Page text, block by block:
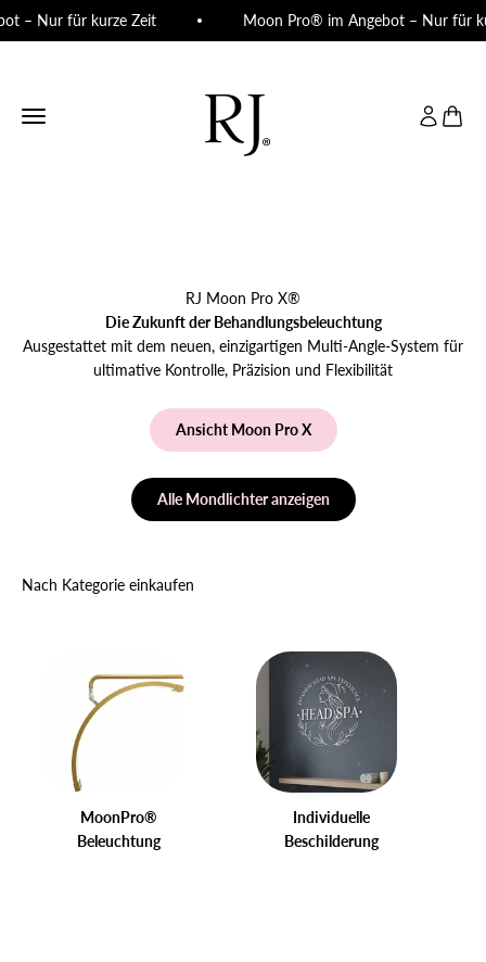
Zum Inhalt springen
– Nur für kurze Zeit Moon Pro® im Angebot – Nur für
Navigationsmenü öffnen Seite
RJ Moon Pro X®
Die Zukunft der Behandlungsbeleuchtung
Ausgestattet mit dem neuen, einzigartigen Multi-Angle-System für
ultimative Kontrolle, Präzision und Flexibilität
Ansicht Moon Pro X
Alle Mondlichter anzeigen
Nach Kategorie einkaufen
MoonPro®
Beleuchtung
Individuelle
Beschilderung